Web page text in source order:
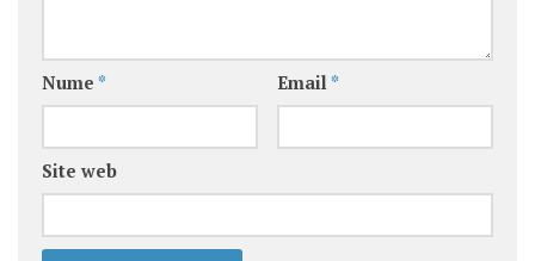
Nume * Email *
Site web